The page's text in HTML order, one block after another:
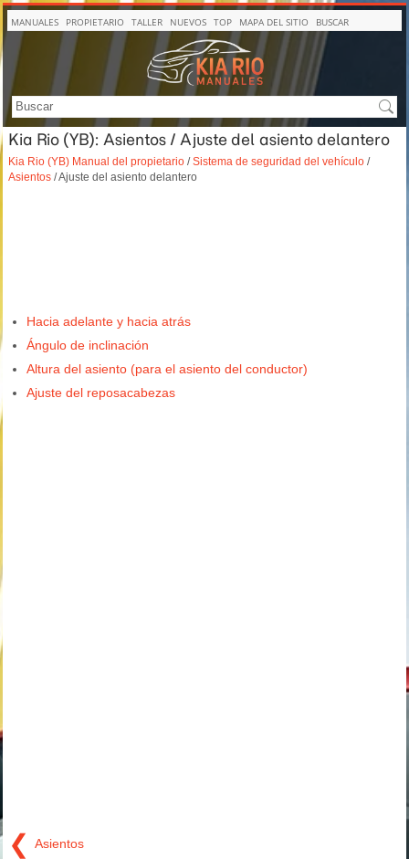
MANUALES PROPIETARIO TALLER NUEVOS TOP MAPA DEL SITIO BUSCAR
Kia Rio (YB): Asientos / Ajuste del asiento delantero
Kia Rio (YB) Manual del propietario /Sistema de seguridad del vehículo /
Asientos / Ajuste del asiento delantero
Hacia adelante y hacia atrás
Ángulo de inclinación
Altura del asiento (para el asiento del conductor)
Ajuste del reposacabezas
❮ Asientos